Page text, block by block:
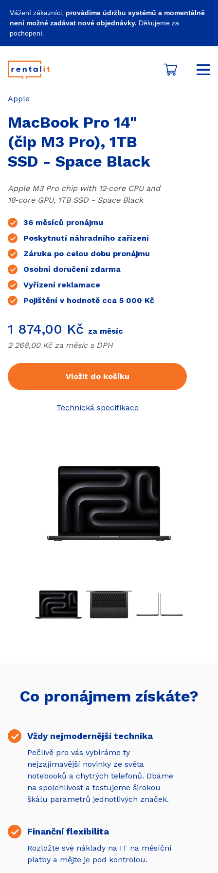
Vážení zákazníci, provádíme údržbu systémů a momentálně
není možné zadávat nové objednávky. Děkujeme za
pochopení.
Kategorie
Apple
MacBook Pro 14"
(čip M3 Pro), 1TB
SSD - Space Black
Apple M3 Pro chip with 12‑core CPU and
18‑core GPU, 1TB SSD - Space Black
36 měsíců pronájmu
Poskytnutí náhradního zařízení
Záruka po celou dobu pronájmu
Osobní doručení zdarma
Vyřízení reklamace
Pojištění v hodnotě cca 5 000 Kč
Cena
1 874,00 Kč za měsíc
Cena bezDPH
2 268,00 Kč za měsíc s DPH
Vložit do košíku
Technická specifikace
Co pronájmem získáte?
Vždy nejmodernější technika
Pečlivě pro vás vybíráme ty
nejzajímavější novinky ze světa
notebooků a chytrých telefonů. Dbáme
na spolehlivost a testujeme širokou
škálu parametrů jednotlivých značek.
Finanční flexibilita
Rozložte své náklady na IT na měsíční
platby a mějte je pod kontrolou.